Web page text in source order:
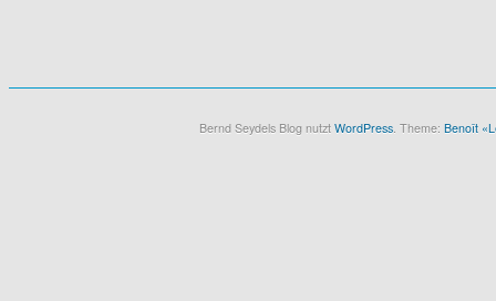
Bernd Seydels Blog nutzt WordPress. Theme: Benoît